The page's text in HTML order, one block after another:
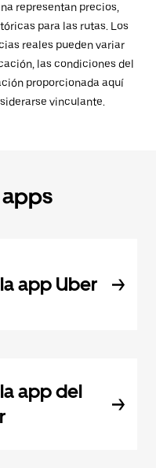
representan precios,
para las rutas. Los
reales pueden variar
las condiciones del
proporcionada aquí
vinculante.
apps
app Uber
app del